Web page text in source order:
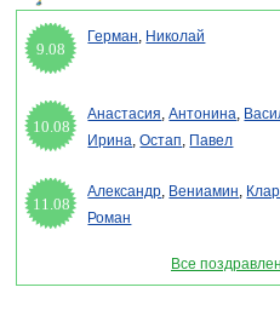
9.08
Герман, Николай
10.08
Анастасия,Антонина,
Ирина,Остап, Павел
11.08
Александр, Вениамин,
Роман
Все